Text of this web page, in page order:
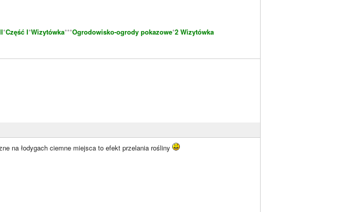
*Część I*Wizytówka***Ogrodowisko-ogrody pokazowe*2 Wizytówka
na łodygach ciemne miejsca to efekt przelania rośliny